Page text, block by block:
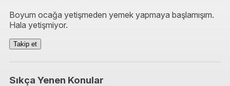
Boyum ocağa yetişmeden yemek yapmaya başlamışım.
Hala yetişmiyor.
Takip et
Sıkça Yenen Konular